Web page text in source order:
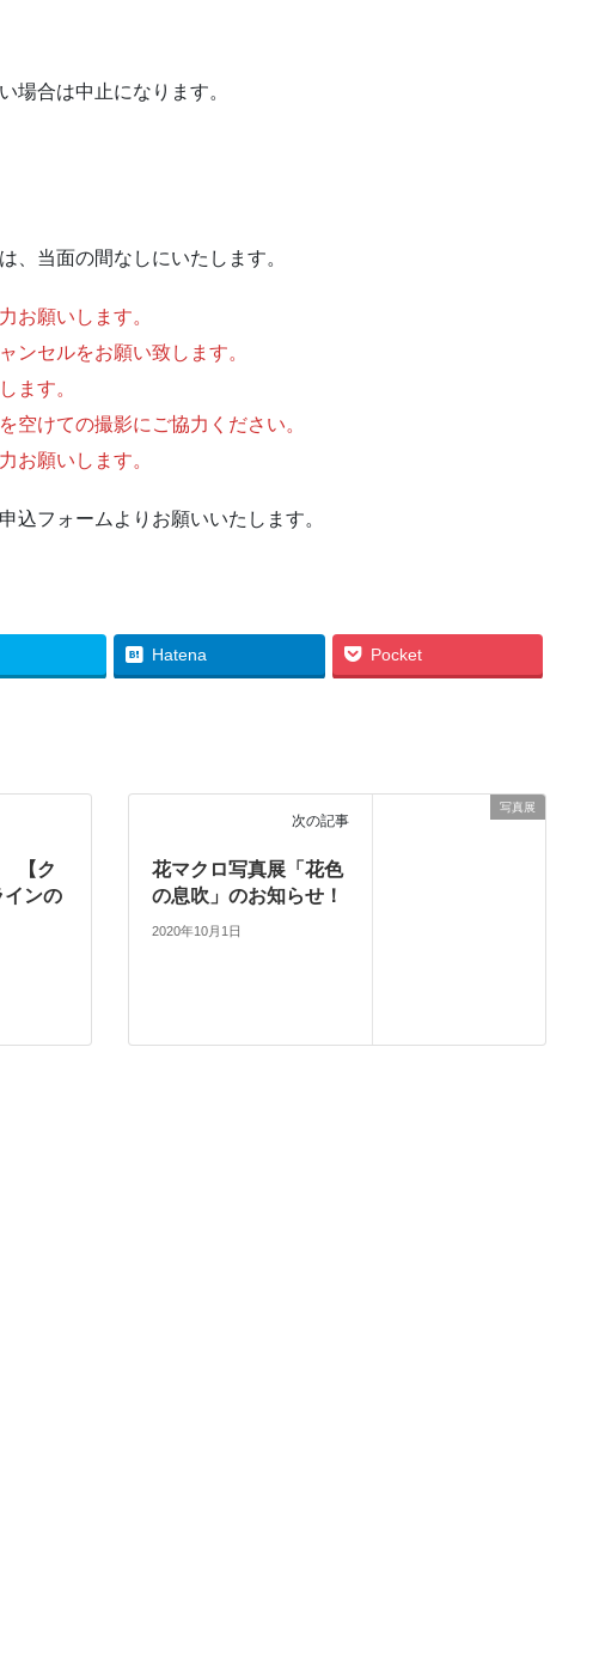
場合は中止になります。
当面の間なしにいたします。
お願いします。
ンセルをお願い致します。
ます。
空けての撮影にご協力ください。
お願いします。
込フォームよりお願いいたします。
Hatena Pocket
【ク
インの
写真展
次の記事
花マクロ写真展「花色
の息吹」のお知らせ！
2020年10月1日